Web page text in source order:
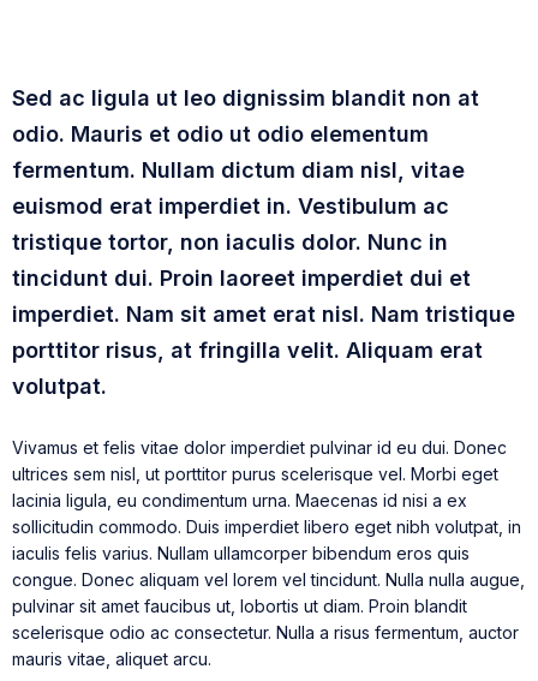
Sed ac ligula ut leo dignissim blandit non at
odio. Mauris et odio ut odio elementum
fermentum. Nullam dictum diam nisl, vitae
euismod erat imperdiet in. Vestibulum ac
tristique tortor, non iaculis dolor. Nunc in
tincidunt dui. Proin laoreet imperdiet dui et
imperdiet. Nam sit amet erat nisl. Nam tristique
porttitor risus, at fringilla velit. Aliquam erat
volutpat.
Vivamus et felis vitae dolor imperdiet pulvinar id eu dui. Donec
ultrices sem nisl, ut porttitor purus scelerisque vel. Morbi eget
lacinia ligula, eu condimentum urna. Maecenas id nisi a ex
sollicitudin commodo. Duis imperdiet libero eget nibh volutpat, in
iaculis felis varius. Nullam ullamcorper bibendum eros quis
congue. Donec aliquam vel lorem vel tincidunt. Nulla nulla augue,
pulvinar sit amet faucibus ut, lobortis ut diam. Proin blandit
scelerisque odio ac consectetur. Nulla a risus fermentum, auctor
mauris vitae, aliquet arcu.